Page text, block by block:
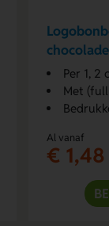
Per 1, 2
Met
Al vanaf
€ 1,48